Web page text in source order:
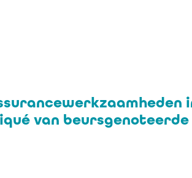
van beursgenoteerde